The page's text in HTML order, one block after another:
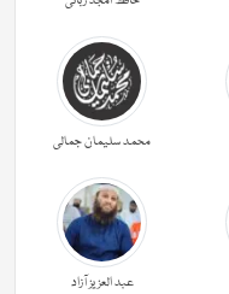
محمد سلیمان جمالی
عبد العزیز آزاد